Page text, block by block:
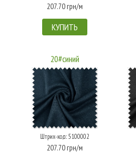
207.70 грн/м
КУПИТЬ
20#синий
Штрих-код: 5100002
207.70 грн/м